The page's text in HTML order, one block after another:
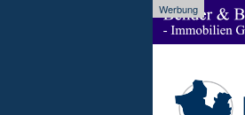
Werbung